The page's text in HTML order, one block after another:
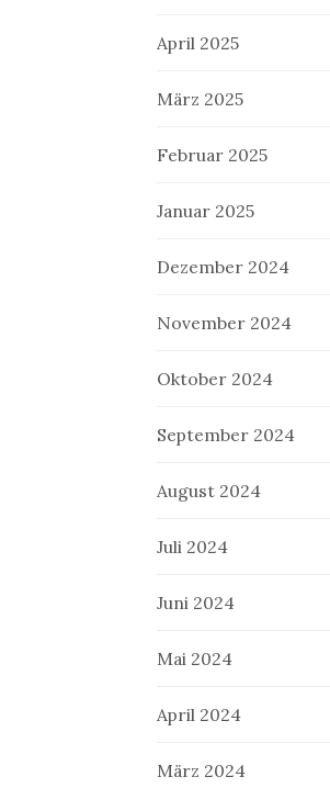
April 2025
März 2025
Februar 2025
Januar 2025
Dezember 2024
November 2024
Oktober 2024
September 2024
August 2024
Juli 2024
Juni 2024
Mai 2024
April 2024
März 2024